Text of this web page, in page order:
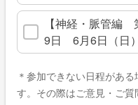
【神経・脈管
9日 6月6日（日
＊参加できない日程があ
す。その際はご意見・ご質